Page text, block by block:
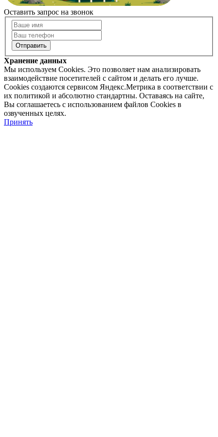
Оставить запрос на звонок
Хранение данных
Мы используем Cookies. Это позволяет нам анализировать
взаимодействие посетителей с сайтом и делать его лучше.
Cookies создаются сервисом Яндекс.Метрика в соответствии с
их политикой и абсолютно стандартны. Оставаясь на сайте,
Вы соглашаетесь с использованием файлов Cookies в
озвученных целях.
Принять